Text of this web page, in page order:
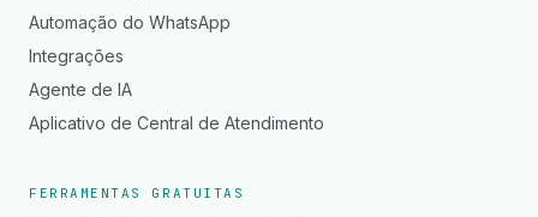
Automação do WhatsApp
Integrações
Agente de IA
Aplicativo de Central de Atendimento
FERRAMENTAS GRATUITAS